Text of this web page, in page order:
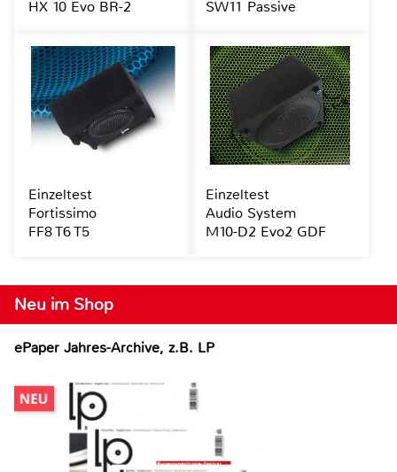
Neu im Shop
ePaper Jahres-Archive, z.B. LP
HX 10 Evo BR-2
SW11 Passive
Einzeltest
Fortissimo
FF8 T6 T5
Einzeltest
Audio System
M10-D2 Evo2 GDF